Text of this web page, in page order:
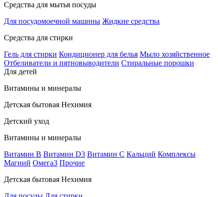
Средства для мытья посуды
Для посудомоечной машины Жидкие средства
Средства для стирки
Гель для стирки Кондиционер для белья Мыло хозяйственное
Отбеливатели и пятновыводители Стиральные порошки
Для детей
Витамины и минералы
Детская бытовая Нехимия
Детский уход
Витамины и минералы
Витамин В Витамин D3 Витамин С Кальций Комплексы
Магний Омега3 Прочие
Детская бытовая Нехимия